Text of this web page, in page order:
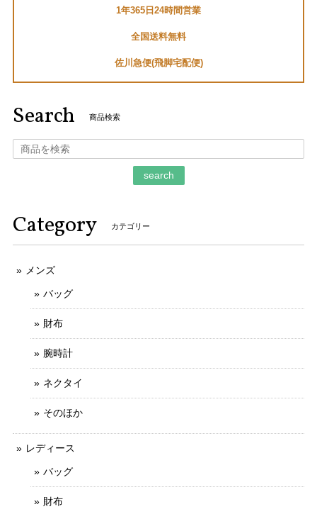
2026/01/05
そのように言っていただけましてとても嬉しく
存じます。 お客様のお言葉がとても励みになり
ます。 ご丁寧なお取引をしていただきましてあ
不明な点や質問にも迅速かつご丁寧に対応していただける信
用のできるお店です。
ご丁寧なお取引をしていただきましてありがと
うございます。 とても信頼できるお客様で、安
心してお取引ができました。 お力になれること
もなにとぞよろしくお願いいたします。
1年365日24時間営業
全国送料無料
佐川急便(飛脚宅配便)
Search 商品検索
search
Category カテゴリー
メンズ
バッグ
財布
腕時計
ネクタイ
そのほか
レディース
バッグ
財布